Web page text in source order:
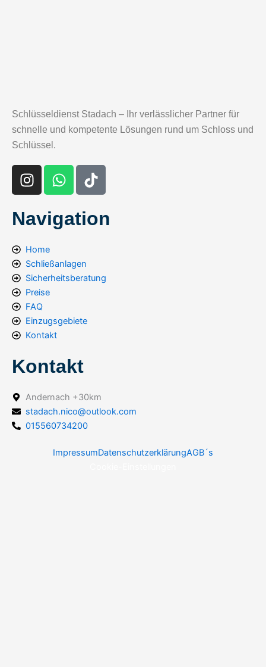
Schlüsseldienst Stadach – Ihr verlässlicher Partner für
schnelle und kompetente Lösungen rund um Schloss und
Schlüssel.
I
n
t
a
g
r
a
m
W
h
t
s
p
p
T
i
t
o
Navigation
Home
Schließanlagen
Sicherheitsberatung
Preise
FAQ
Einzugsgebiete
Kontakt
Kontakt
Andernach +30km
stadach.nico@outlook.com
015560734200
ImpressumDatenschutzerklärungAGB´s